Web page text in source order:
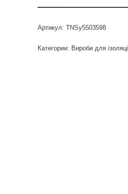
Артикул: TNSy5503598
Категории: Вироби для